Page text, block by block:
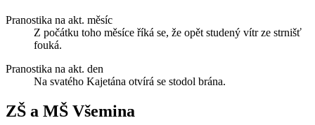
Pranostika na akt. měsíc
Z počátku toho měsíce říká se, že opět studený vítr ze strnišť
fouká.
Pranostika na akt. den
Na svatého Kajetána otvírá se stodol brána.
ZŠ a MŠ Všemina